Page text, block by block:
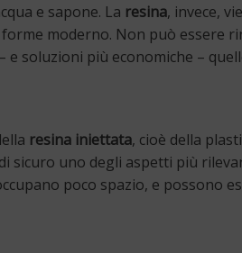
e sapone. La resina, invece,
moderno. Non può essere
soluzioni più economiche –
resina iniettata, cioè della
uno degli aspetti più
poco spazio, e possono